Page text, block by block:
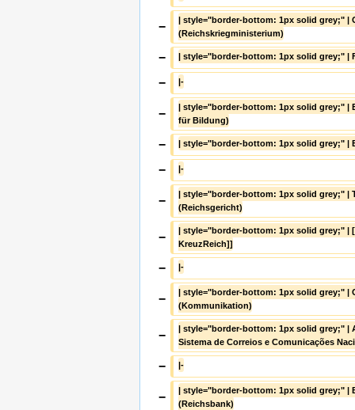
−
| style="border-bottom: 1px solid grey;" |
(Reichskriegministerium)
− | style="border-bottom: 1px solid grey;" |
− |-
−
| style="border-bottom: 1px solid grey;" |
für Bildung)
− | style="border-bottom: 1px solid grey;" |
− |-
−
| style="border-bottom: 1px solid grey;" |
(Reichsgericht)
−
| style="border-bottom: 1px solid grey;" |
KreuzReich]]
− |-
−
| style="border-bottom: 1px solid grey;" |
(Kommunikation)
−
| style="border-bottom: 1px solid grey;" |
Sistema de Correios e Comunicações
− |-
−
| style="border-bottom: 1px solid grey;" |
(Reichsbank)